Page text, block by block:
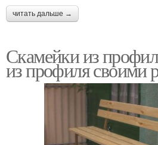
читать дальше →
Скамейки из
из профиля своими